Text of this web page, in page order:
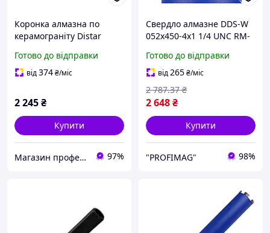
Коронка алмазна по
керамограніту Distar
Готово до відправки
від374₴/міс
2 245₴
Купити
Магазин професійного алмазного інструмента DiamTools в Україні 97%
Свердло алмазне DDS-W
052x450-4x1 1/4 UNC RM-
Готово до відправки
від265₴/міс
2 648₴
2 787.37 ₴
Купити
"PROFIMAG" 98%